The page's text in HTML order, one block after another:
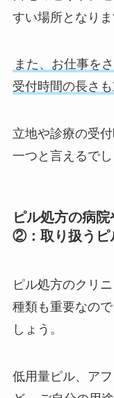
すい場所となりま
また、お仕事を
受付時間の長さも
立地や診療の受
一つと言えるでし
ピル処方の病
②：取り扱うピ
ピル処方のクリ
種類も重要なの
しょう。
低用量ピル、ア